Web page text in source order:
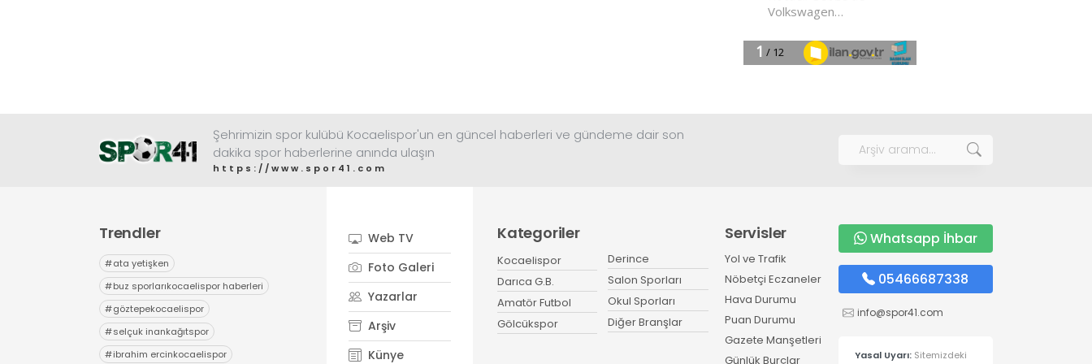
Şehrimizin spor kulübü Kocaelispor'un en güncel haberleri ve gündeme dair son
dakika spor haberlerine anında ulaşın
https://www.spor41.com
Trendler
#ata yetişken
#buz sporlarıkocaelispor haberleri
#göztepekocaelispor
#selçuk inankağıtspor
#ibrahim ercinkocaelispor
Web TV
Foto Galeri
Yazarlar
Arşiv
Künye
Kategoriler
Kocaelispor
Darıca G.B.
Amatör Futbol
Gölcükspor
Derince
Salon Sporları
Okul Sporları
Diğer Branşlar
Servisler
Yol ve Trafik
Nöbetçi Eczaneler
Hava Durumu
Puan Durumu
Gazete Manşetleri
Günlük Burçlar
Whatsapp İhbar
05466687338
info@spor41.com
Yasal Uyarı: Sitemizdeki